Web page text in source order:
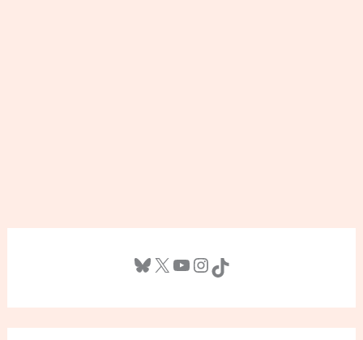
Bluesky X Youtube InstagramTikTok